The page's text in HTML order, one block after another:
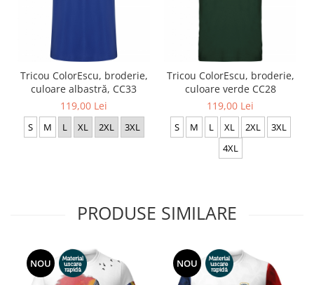
Tricou ColorEscu, broderie,
culoare albastră, CC33
119,00 Lei
S M L XL 2XL 3XL
Tricou ColorEscu, broderie,
culoare verde CC28
119,00 Lei
S M L XL 2XL
3XL
4XL
PRODUSE SIMILARE
NOU NOU